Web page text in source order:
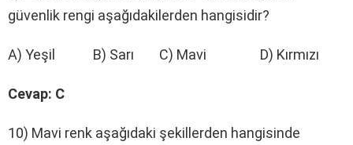
güvenlik rengi aşağıdakilerden hangisidir?
A) Yeşil B) Sarı C) Mavi D) Kırmızı
Cevap: C
10) Mavi renk aşağıdaki şekillerden hangisinde